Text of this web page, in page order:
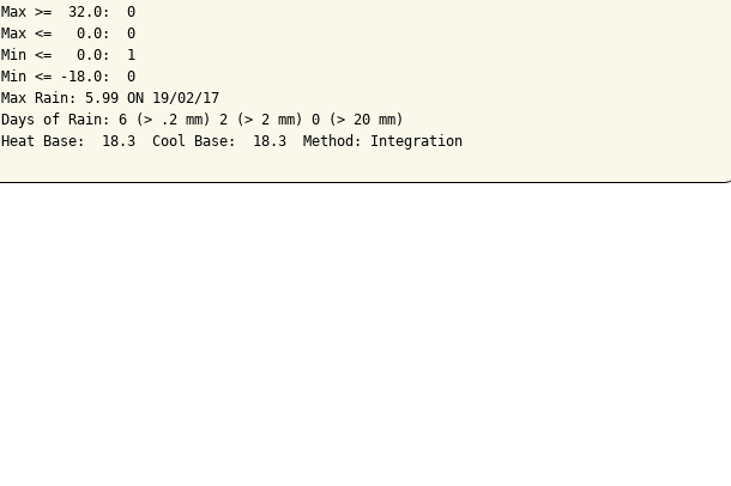
Max >=  32.0:  0
Max <=   0.0:  0
Min <=   0.0:  1
Min <= -18.0:  0
Max Rain: 5.99 ON 19/02/17
Days of Rain: 6 (> .2 mm) 2 (> 2 mm) 0 (> 20 mm)